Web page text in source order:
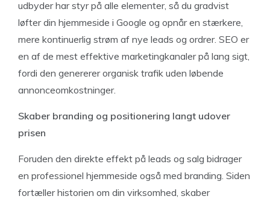
udbyder har styr på alle elementer, så du gradvist
løfter din hjemmeside i Google og opnår en stærkere,
mere kontinuerlig strøm af nye leads og ordrer. SEO er
en af de mest effektive marketingkanaler på lang sigt,
fordi den genererer organisk trafik uden løbende
annonceomkostninger.
Skaber branding og positionering langt udover
prisen
Foruden den direkte effekt på leads og salg bidrager
en professionel hjemmeside også med branding. Siden
fortæller historien om din virksomhed, skaber